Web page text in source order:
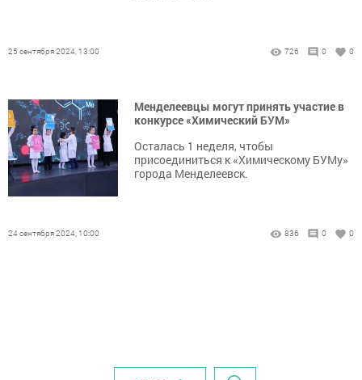
25 сентября 2024, 13:00 726 0 0
Менделеевцы могут принять участие в
конкурсе «Химический БУМ»
Осталась 1 неделя, чтобы
присоединиться к «Химическому БУМу»
города Менделеевск.
24 сентября 2024, 10:00 836 0 0